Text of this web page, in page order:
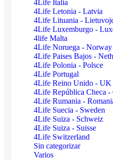
4Life Italia
4Life Letonia - Latvia
4Life Lituania -
4Life Luxemburgo -
4life Malta
4Life Noruega - Norway
4Life Paises Bajos -
4Life Polonia - Polsce
4Life Portugal
4Life Reino Unido - UK
4Life República Checa -
4Life Rumania -
4Life Suecia - Sweden
4Life Suiza - Schweiz
4Life Suiza - Suisse
4Life Switzerland
Sin categorizar
Varios